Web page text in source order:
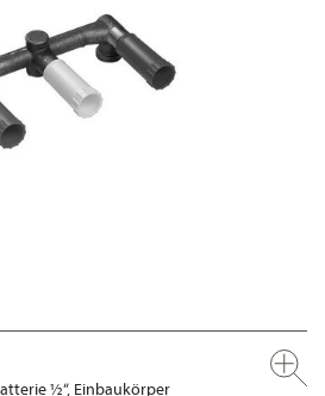
½“, Einbaukörper